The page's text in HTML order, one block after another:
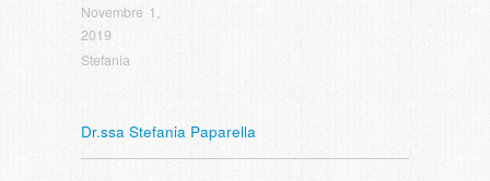
Novembre 1,
2019
Stefania
Dr.ssa Stefania Paparella